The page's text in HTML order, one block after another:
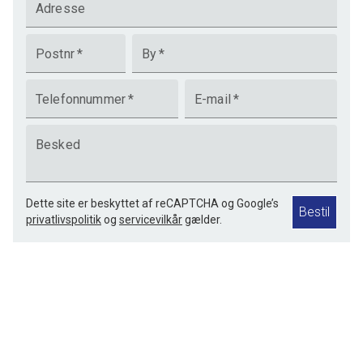
Købesum 5.995.000
Nettoinvestering ex omk 5.908.000
Startafkast 5,14% + forventede værdistigninger
Adresse
Postnr* By*
Telefonnummer* E-mail *
Besked
Dette site er beskyttet af reCAPTCHA og Google’s
privatlivspolitikog servicevilkårgælder. Bestil